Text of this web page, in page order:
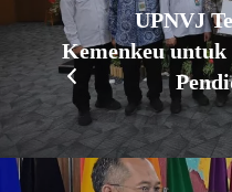
UPNVJ
Kemenkeu